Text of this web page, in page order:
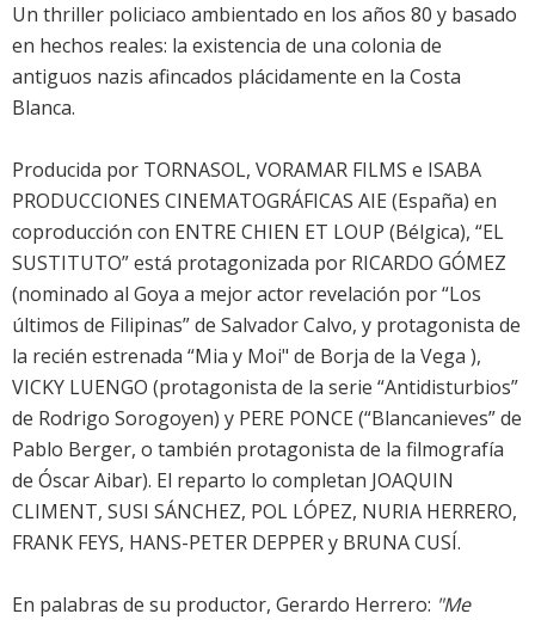
Un thriller policiaco ambientado en los años 80 y basado
en hechos reales: la existencia de una colonia de
antiguos nazis afincados plácidamente en la Costa
Blanca.
Producida por TORNASOL, VORAMAR FILMS e ISABA
PRODUCCIONES CINEMATOGRÁFICAS AIE (España) en
coproducción con ENTRE CHIEN ET LOUP (Bélgica), “EL
SUSTITUTO” está protagonizada por RICARDO GÓMEZ
(nominado al Goya a mejor actor revelación por “Los
últimos de Filipinas” de Salvador Calvo, y protagonista de
la recién estrenada “Mia y Moi" de Borja de la Vega ),
VICKY LUENGO (protagonista de la serie “Antidisturbios”
de Rodrigo Sorogoyen) y PERE PONCE (“Blancanieves” de
Pablo Berger, o también protagonista de la filmografía
de Óscar Aibar). El reparto lo completan JOAQUIN
CLIMENT, SUSI SÁNCHEZ, POL LÓPEZ, NURIA HERRERO,
FRANK FEYS, HANS-PETER DEPPER y BRUNA CUSÍ.
En palabras de su productor, Gerardo Herrero: "Me